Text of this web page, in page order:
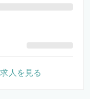
人を見る